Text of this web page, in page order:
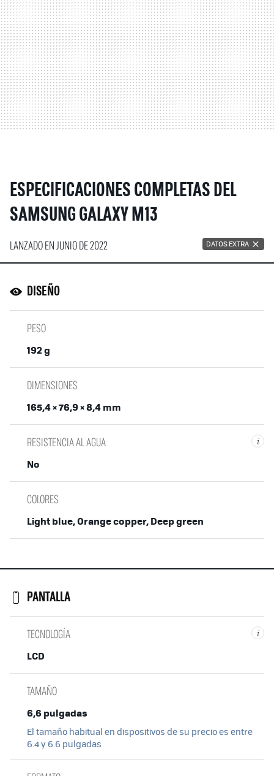
ESPECIFICACIONES COMPLETAS DEL
SAMSUNG GALAXY M13
LANZADO EN JUNIO DE 2022 DATOS EXTRA
DISEÑO
PESO
192 g
DIMENSIONES
165,4 × 76,9 × 8,4 mm
i
RESISTENCIA AL AGUA
No
COLORES
Light blue, Orange copper, Deep green
PANTALLA
i
TECNOLOGÍA
LCD
TAMAÑO
6,6 pulgadas
El tamaño habitual en dispositivos de su precio es entre
6.4 y 6.6 pulgadas